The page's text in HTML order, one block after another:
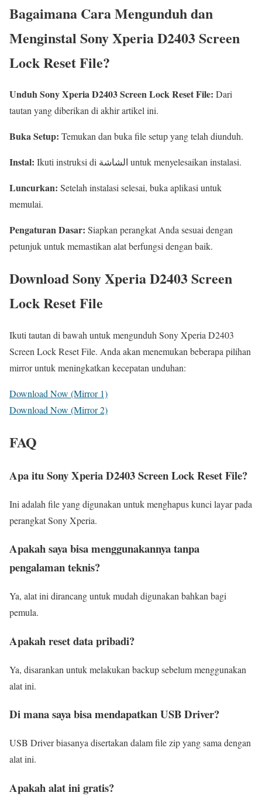
Bagaimana Cara Mengunduh dan
Menginstal Sony Xperia D2403 Screen
Lock Reset File?
Unduh Sony Xperia D2403 Screen Lock Reset File: Dari
tautan yang diberikan di akhir artikel ini.
Buka Setup: Temukan dan buka file setup yang telah diunduh.
Instal: Ikuti instruksi di الشاشة untuk menyelesaikan instalasi.
Luncurkan: Setelah instalasi selesai, buka aplikasi untuk
memulai.
Pengaturan Dasar: Siapkan perangkat Anda sesuai dengan
petunjuk untuk memastikan alat berfungsi dengan baik.
Download Sony Xperia D2403 Screen
Lock Reset File
Ikuti tautan di bawah untuk mengunduh Sony Xperia D2403
Screen Lock Reset File. Anda akan menemukan beberapa pilihan
mirror untuk meningkatkan kecepatan unduhan:
Download Now (Mirror 1)
Download Now (Mirror 2)
FAQ
Apa itu Sony Xperia D2403 Screen Lock Reset File?
Ini adalah file yang digunakan untuk menghapus kunci layar pada
perangkat Sony Xperia.
Apakah saya bisa menggunakannya tanpa
pengalaman teknis?
Ya, alat ini dirancang untuk mudah digunakan bahkan bagi
pemula.
Apakah reset data pribadi?
Ya, disarankan untuk melakukan backup sebelum menggunakan
alat ini.
Di mana saya bisa mendapatkan USB Driver?
USB Driver biasanya disertakan dalam file zip yang sama dengan
alat ini.
Apakah alat ini gratis?